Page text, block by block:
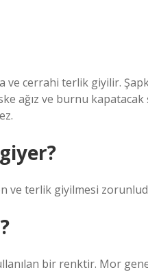
cerrahi terlik giyilir.
ağız ve burnu kapatacak
ve terlik giyilmesi
bir renktir. Mor